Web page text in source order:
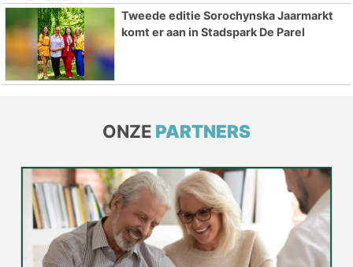
Tweede editie Sorochynska Jaarmarkt
komt er aan in Stadspark De Parel
ONZE PARTNERS